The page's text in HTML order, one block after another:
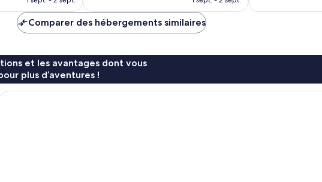
de
143 €
Comparer des hébergements similaires
et les avantages dont vous
plus d’aventures !